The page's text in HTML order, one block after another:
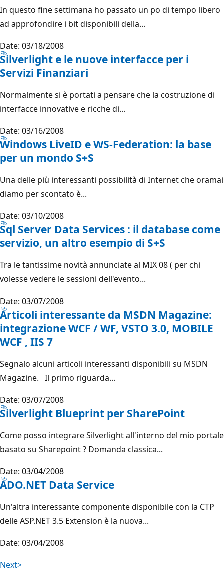
In questo fine settimana ho passato un po di tempo libero
ad approfondire i bit disponibili della...
Date: 03/18/2008
Silverlight e le nuove interfacce per i
Servizi Finanziari
Normalmente si è portati a pensare che la costruzione di
interfacce innovative e ricche di...
Date: 03/16/2008
Windows LiveID e WS-Federation: la base
per un mondo S+S
Una delle più interessanti possibilità di Internet che oramai
diamo per scontato è...
Date: 03/10/2008
Sql Server Data Services : il database come
servizio, un altro esempio di S+S
Tra le tantissime novità annunciate al MIX 08 ( per chi
volesse vedere le sessioni dell'evento...
Date: 03/07/2008
Articoli interessante da MSDN Magazine:
integrazione WCF / WF, VSTO 3.0, MOBILE
WCF , IIS 7
Segnalo alcuni articoli interessanti disponibili su MSDN
Magazine. Il primo riguarda...
Date: 03/07/2008
Silverlight Blueprint per SharePoint
Come posso integrare Silverlight all'interno del mio portale
basato su Sharepoint ? Domanda classica...
Date: 03/04/2008
ADO.NET Data Service
Un'altra interessante componente disponibile con la CTP
delle ASP.NET 3.5 Extension è la nuova...
Date: 03/04/2008
Next>